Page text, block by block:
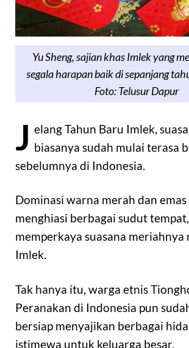
Yu Sheng, sajian khas Imlek yang
segala harapan baik di sepanjang
Foto: Telusur Dapur
J elang Tahun Baru Imlek,
biasanya sudah mulai terasa
sebelumnya di Indonesia.
Dominasi warna merah dan
menghiasi berbagai sudut
memperkaya suasana
Imlek.
Tak hanya itu, warga etnis
Peranakan di Indonesia pun
bersiap menyajikan berbagai
istimewa untuk keluarga besar.